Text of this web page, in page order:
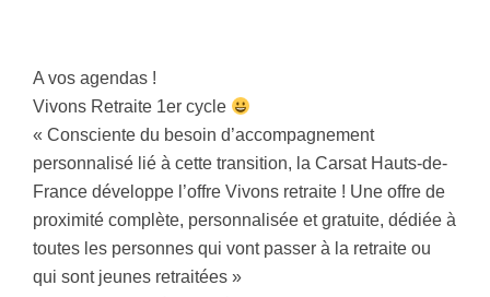
A vos agendas !
Vivons Retraite 1er cycle
« Consciente du besoin d’accompagnement
personnalisé lié à cette transition, la Carsat Hauts-de-
France développe l’offre Vivons retraite ! Une offre de
proximité complète, personnalisée et gratuite, dédiée à
toutes les personnes qui vont passer à la retraite ou
qui sont jeunes retraitées »